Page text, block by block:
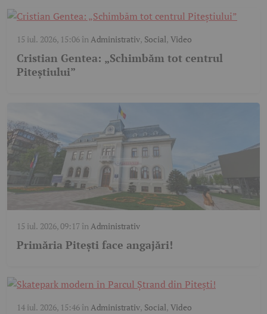
15 iul. 2026, 15:06înAdministrativ, Social, Video
Cristian Gentea: „Schimbăm tot centrul
Piteștiului”
15 iul. 2026, 09:17înAdministrativ
Primăria Pitești face angajări!
14 iul. 2026, 15:46înAdministrativ, Social, Video